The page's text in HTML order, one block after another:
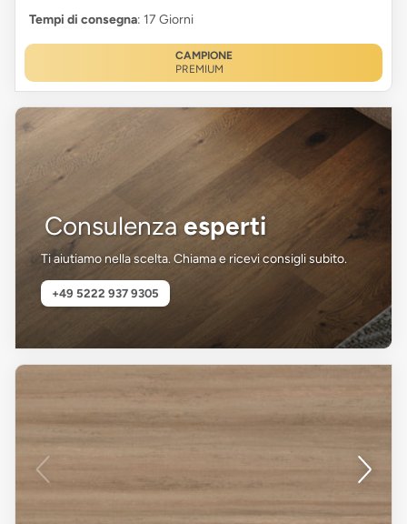
Tempi di consegna: 17 Giorni
CAMPIONE
PREMIUM
Consulenza esperti
Ti aiutiamo nella scelta. Chiama e ricevi consigli subito.
+49 5222 937 9305